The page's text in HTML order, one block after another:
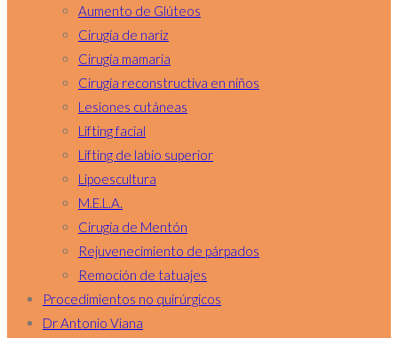
Aumento de Glúteos
Cirugía de nariz
Cirugía mamaria
Cirugía reconstructiva en niños
Lesiones cutáneas
Lifting facial
Lifting de labio superior
Lipoescultura
M.E.L.A.
Cirugía de Mentón
Rejuvenecimiento de párpados
Remoción de tatuajes
Procedimientos no quirúrgicos
Dr Antonio Viana